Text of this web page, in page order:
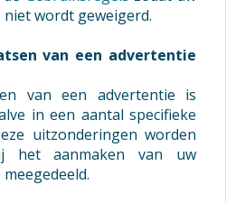
wordt geweigerd.
van een advertentie
van een advertentie is
in een aantal specifieke
uitzonderingen worden
het aanmaken van uw